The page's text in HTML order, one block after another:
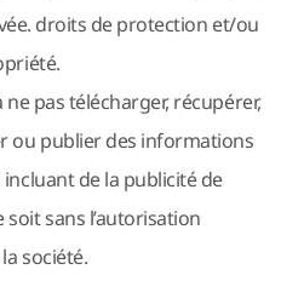
droits de protection et/ou
ne pas télécharger, récupérer,
ou publier des informations
de la publicité de
sans l’autorisation
société.